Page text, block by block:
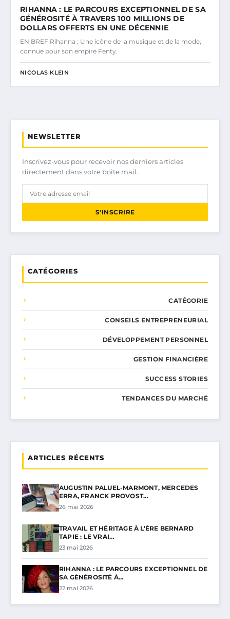
RIHANNA : LE PARCOURS EXCEPTIONNEL DE SA
GÉNÉROSITÉ À TRAVERS 100 MILLIONS DE
DOLLARS OFFERTS EN UNE DÉCENNIE
EN BREF Rihanna : Une icône de la musique et de la mode,
connue pour son empire Fenty.
NICOLAS KLEIN
NEWSLETTER
Inscrivez-vous pour recevoir nos derniers articles
directement dans votre boîte mail.
S'INSCRIRE
CATÉGORIES
CATÉGORIE
CONSEILS ENTREPRENEURIAL
DÉVELOPPEMENT PERSONNEL
GESTION FINANCIÈRE
SUCCESS STORIES
TENDANCES DU MARCHÉ
ARTICLES RÉCENTS
AUGUSTIN PALUEL-MARMONT, MERCEDES
ERRA, FRANCK PROVOST…
26 mai 2026
TRAVAIL ET HÉRITAGE À L’ÈRE BERNARD
TAPIE : LE VRAI…
23 mai 2026
RIHANNA : LE PARCOURS EXCEPTIONNEL DE
SA GÉNÉROSITÉ À…
22 mai 2026